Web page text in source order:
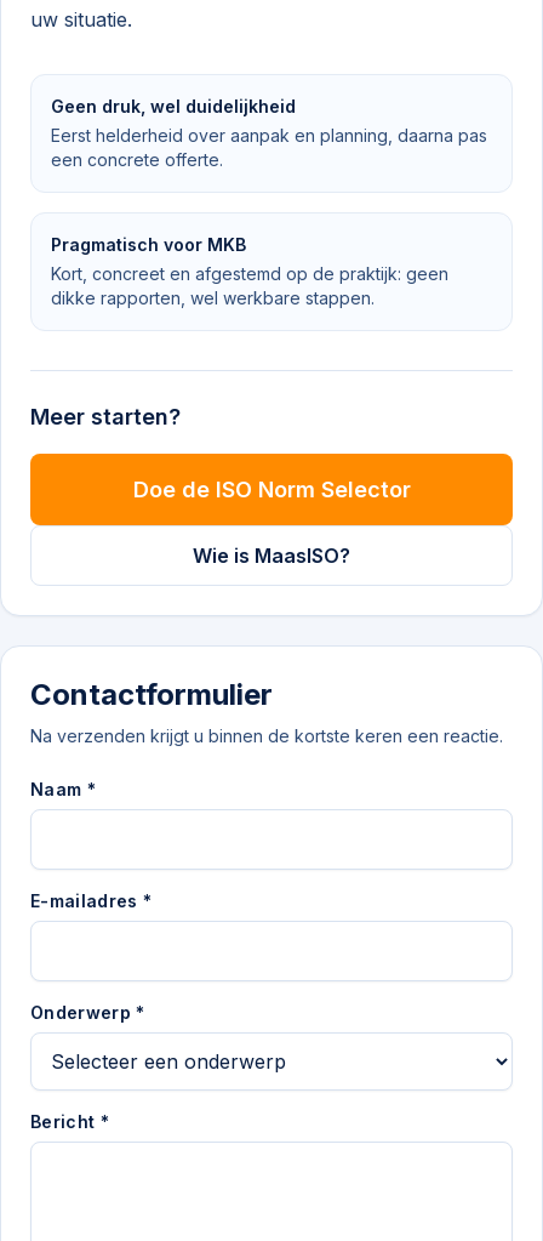
uw situatie.
Geen druk, wel duidelijkheid
Eerst helderheid over aanpak en planning, daarna pas
een concrete offerte.
Pragmatisch voor MKB
Kort, concreet en afgestemd op de praktijk: geen
dikke rapporten, wel werkbare stappen.
Meer starten?
Doe de ISO Norm Selector
Wie is MaasISO?
Contactformulier
Na verzenden krijgt u binnen de kortste keren een reactie.
Naam *
E-mailadres *
Onderwerp *
Bericht *